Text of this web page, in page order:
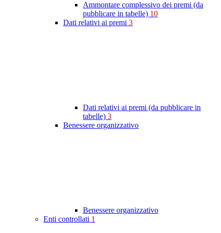
Ammontare complessivo dei premi (da
pubblicare in tabelle) 10
Dati relativi ai premi 3
Dati relativi ai premi (da pubblicare in
tabelle) 3
Benessere organizzativo
Benessere organizzativo
Enti controllati 1